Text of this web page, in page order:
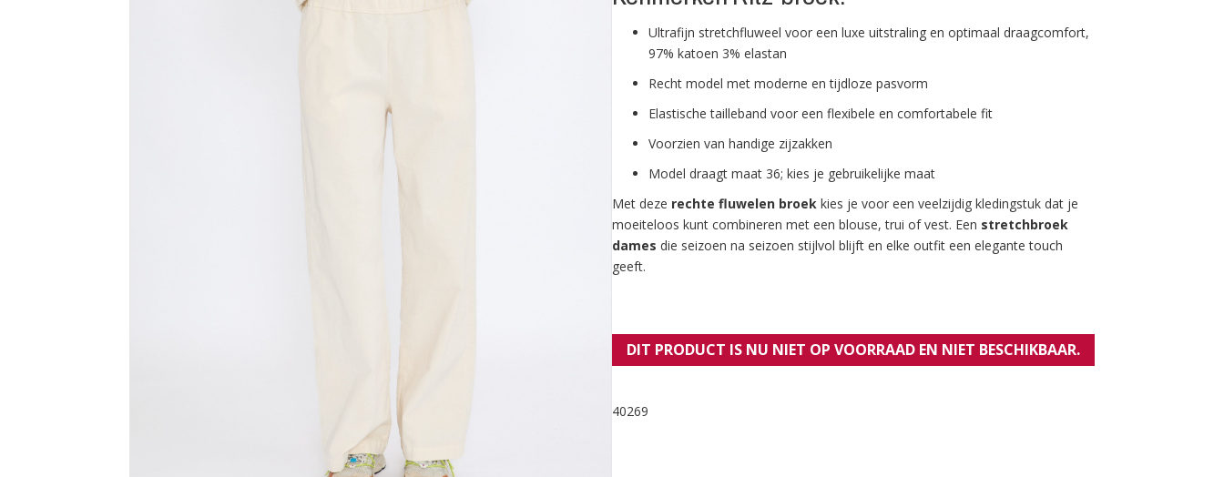
Ultrafijn stretchfluweel voor een luxe uitstraling en optimaal draagcomfort,
97% katoen 3% elastan
Recht model met moderne en tijdloze pasvorm
Elastische tailleband voor een flexibele en comfortabele fit
Voorzien van handige zijzakken
Model draagt maat 36; kies je gebruikelijke maat
Met deze rechte fluwelen broek kies je voor een veelzijdig kledingstuk dat je
moeiteloos kunt combineren met een blouse, trui of vest. Een stretchbroek
dames die seizoen na seizoen stijlvol blijft en elke outfit een elegante touch
geeft.
DIT PRODUCT IS NU NIET OP VOORRAAD EN NIET BESCHIKBAAR.
40269